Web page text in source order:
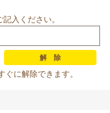
入ください。
に解除できます。